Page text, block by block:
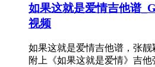
如果这就是爱情吉他谱
视频
如果这就是爱情吉他谱，张
附上《如果这就是爱情》吉